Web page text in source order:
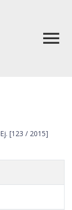
Ej. [123 / 2015]